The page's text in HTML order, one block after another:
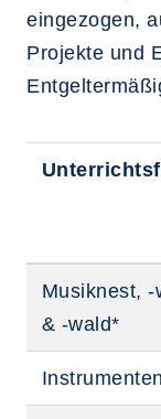
eingezogen,
Projekte und
Musiknest, -
& -wald*